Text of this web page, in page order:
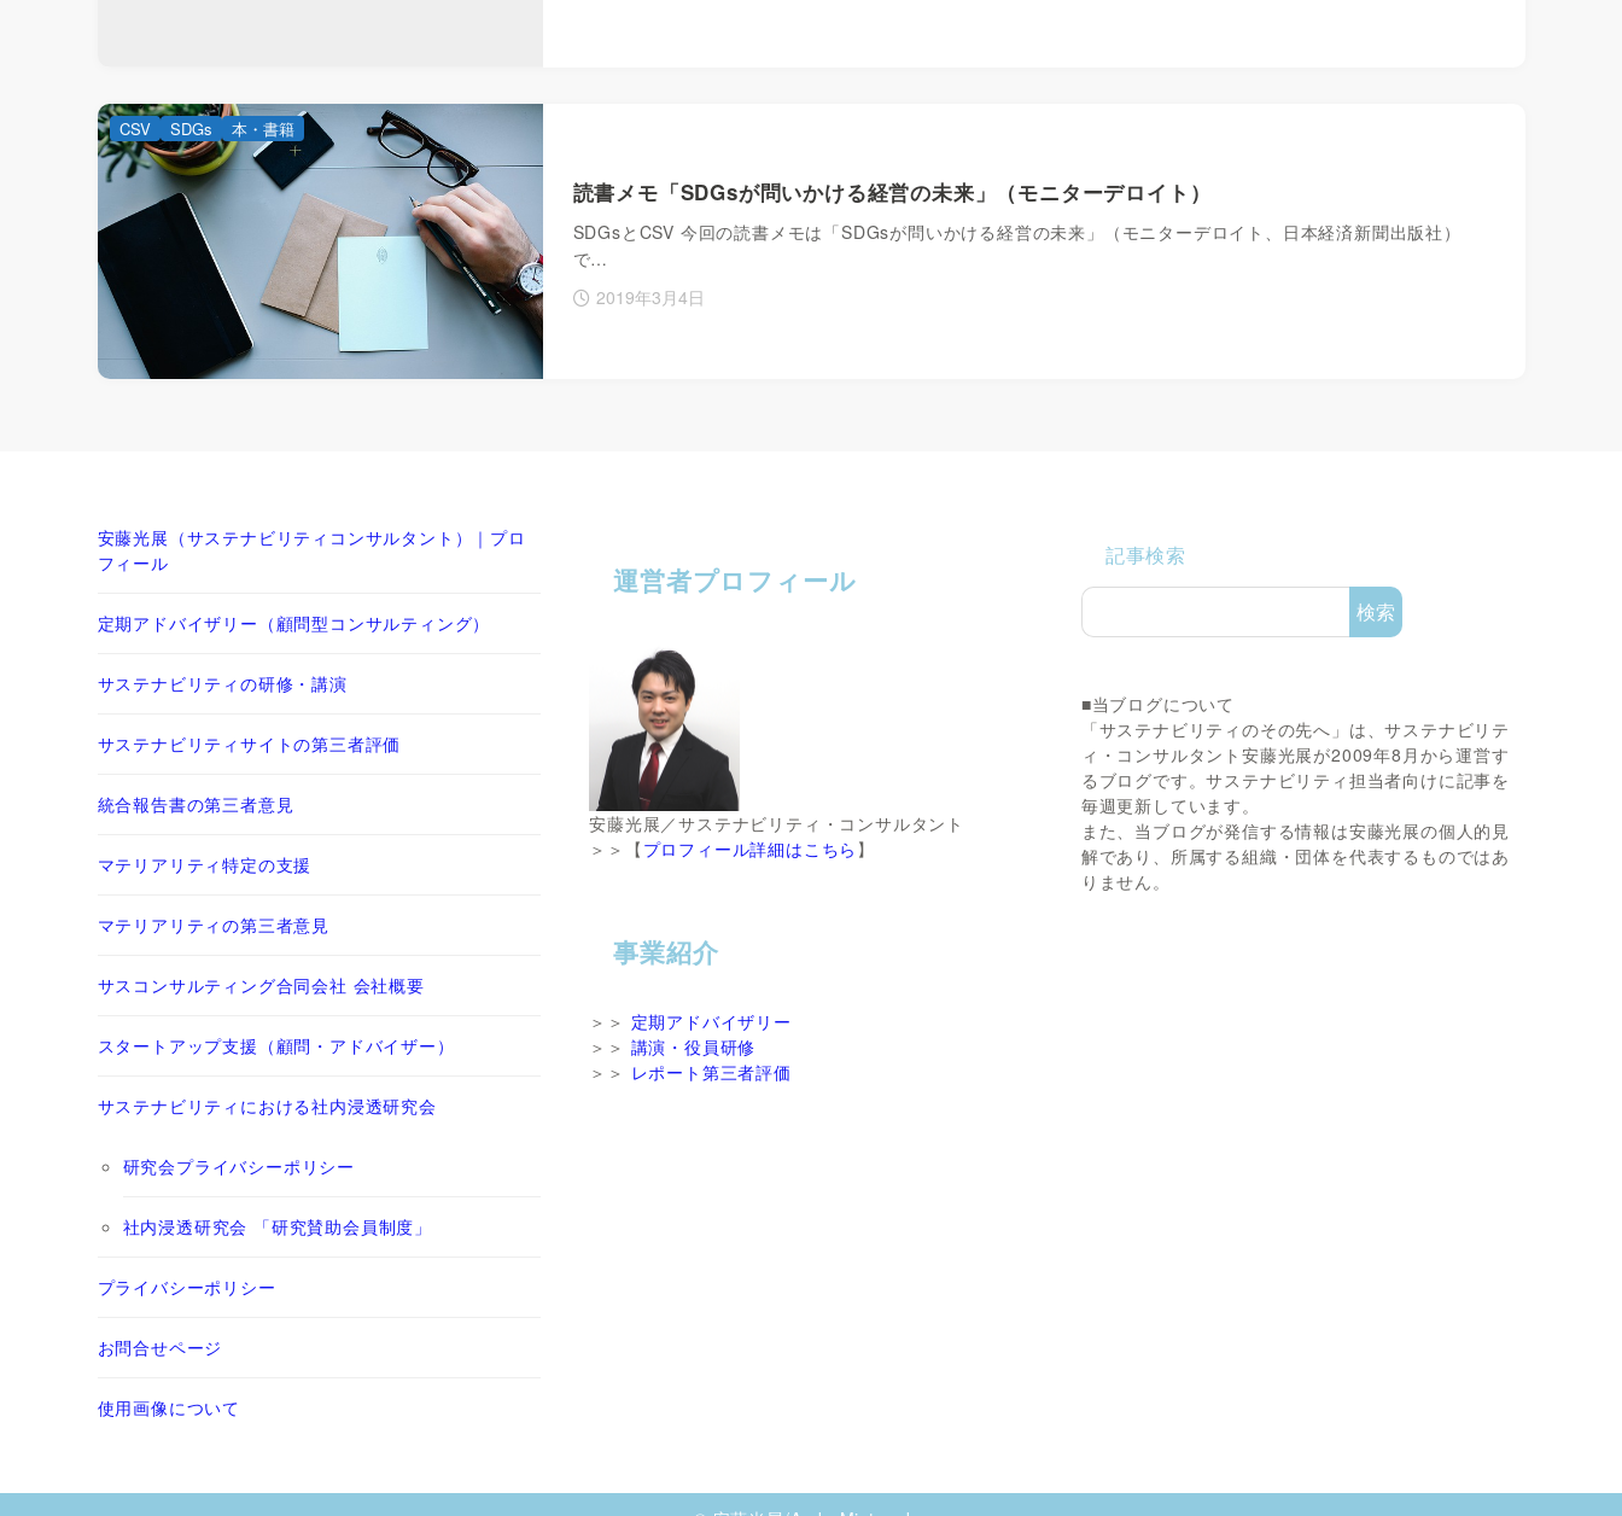
読書メモ「SDGsが問いかける経営の未来」（モニターデロイト）
SDGsとCSV 今回の読書メモは「SDGsが問いかける経営の未来」（モニターデロイト、日本経済新聞出版社）
で…
2019年3月4日
CSV SDGs 本・書籍
安藤光展（サステナビリティコンサルタント）｜プロ
フィール
定期アドバイザリー（顧問型コンサルティング）
サステナビリティの研修・講演
サステナビリティサイトの第三者評価
統合報告書の第三者意見
マテリアリティ特定の支援
マテリアリティの第三者意見
サスコンサルティング合同会社 会社概要
スタートアップ支援（顧問・アドバイザー）
サステナビリティにおける社内浸透研究会
研究会プライバシーポリシー
社内浸透研究会 「研究賛助会員制度」
プライバシーポリシー
お問合せページ
使用画像について
運営者プロフィール
安藤光展／サステナビリティ・コンサルタント
＞＞【 プロフィール詳細はこちら 】
事業紹介
＞＞ 定期アドバイザリー
＞＞ 講演・役員研修
＞＞ レポート第三者評価
記事検索
検索
■当ブログについて
「サステナビリティのその先へ」は、サステナビリテ
ィ・コンサルタント安藤光展が2009年8月から運営す
るブログです。サステナビリティ担当者向けに記事を
毎週更新しています。
また、当ブログが発信する情報は安藤光展の個人的見
解であり、所属する組織・団体を代表するものではあ
りません。